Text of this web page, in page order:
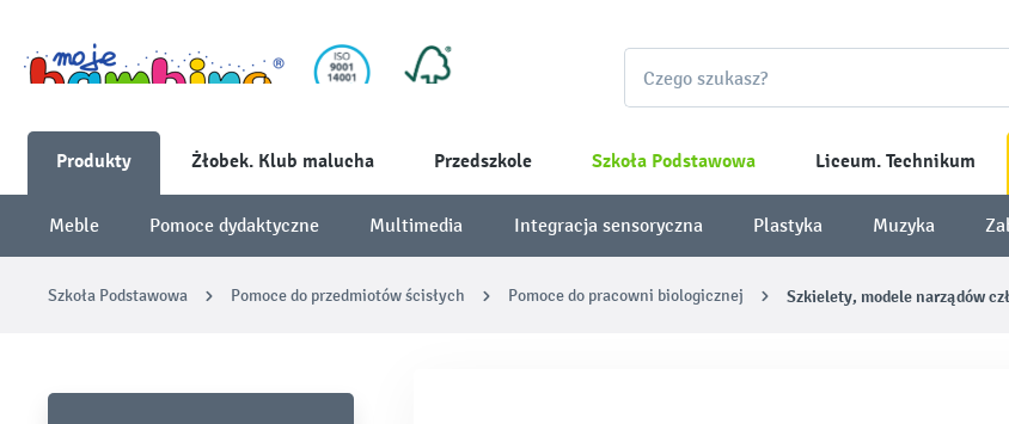
Produkty Żłobek. Klub malucha Przedszkole Szkoła Podstawowa Liceum. Technikum
Meble Pomoce dydaktyczne Multimedia Integracja sensoryczna Plastyka Muzyka
Szkoła Podstawowa Pomoce do przedmiotów ścisłych Pomoce do pracowni biologicznej Szkielety, modele narządów